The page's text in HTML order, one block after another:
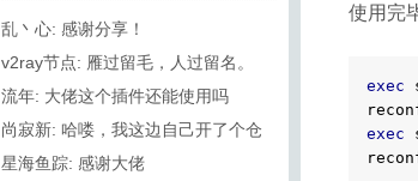
使用完
exec
exec
乱丶心: 感谢分享！
v2ray节点: 雁过留毛，人过留名。
流年: 大佬这个插件还能使用吗
尚寂新: 哈喽，我这边自己开了个仓
库，然后更新了2.8.0（在PHP8.0...
星海鱼踪: 感谢大佬